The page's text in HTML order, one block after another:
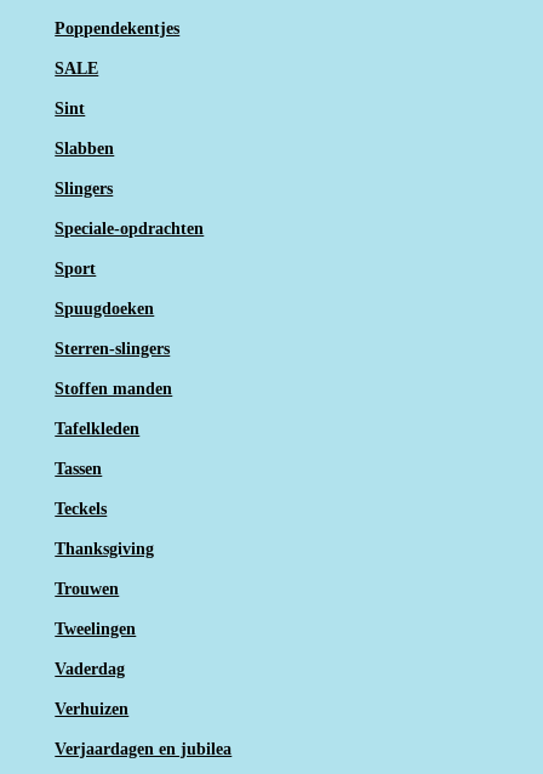
Poppendekentjes
SALE
Sint
Slabben
Slingers
Speciale-opdrachten
Sport
Spuugdoeken
Sterren-slingers
Stoffen manden
Tafelkleden
Tassen
Teckels
Thanksgiving
Trouwen
Tweelingen
Vaderdag
Verhuizen
Verjaardagen en jubilea